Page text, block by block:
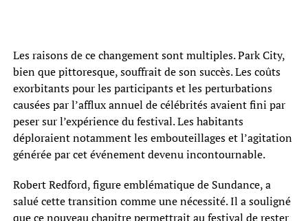
Les raisons de ce changement sont multiples. Park City,
bien que pittoresque, souffrait de son succès. Les coûts
exorbitants pour les participants et les perturbations
causées par l’afflux annuel de célébrités avaient fini par
peser sur l’expérience du festival. Les habitants
déploraient notamment les embouteillages et l’agitation
générée par cet événement devenu incontournable.
Robert Redford, figure emblématique de Sundance, a
salué cette transition comme une nécessité. Il a souligné
que ce nouveau chapitre permettrait au festival de rester